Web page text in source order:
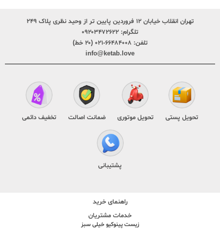
تهران انقلاب خیابان ۱۲ فروردین پایین تر از وحید نظری پلاک ۲۴۹
تلگرام: ۰۹۲۰۳۴۷۲۶۲۲
تلفن: ۶۶۴۸۴۰۰۸-۰۲۱ (۲۰ خط)
info@ketab.love
تحویل پستی تحویل موتوری ضمانت اصالت تخفیف دائمی
پشتیبانی
راهنمای خرید
خدمات مشتریان
زیست پینوکیو خیلی سبز